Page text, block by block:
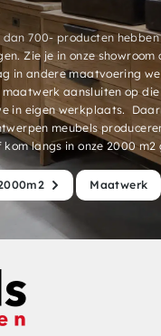
dan 700- producten
Zie je in onze showroom
in andere maatvoering
maatwerk aansluiten op
in eigen werkplaats.
meubels
kom langs in onze 2000 m2
Maatwerk